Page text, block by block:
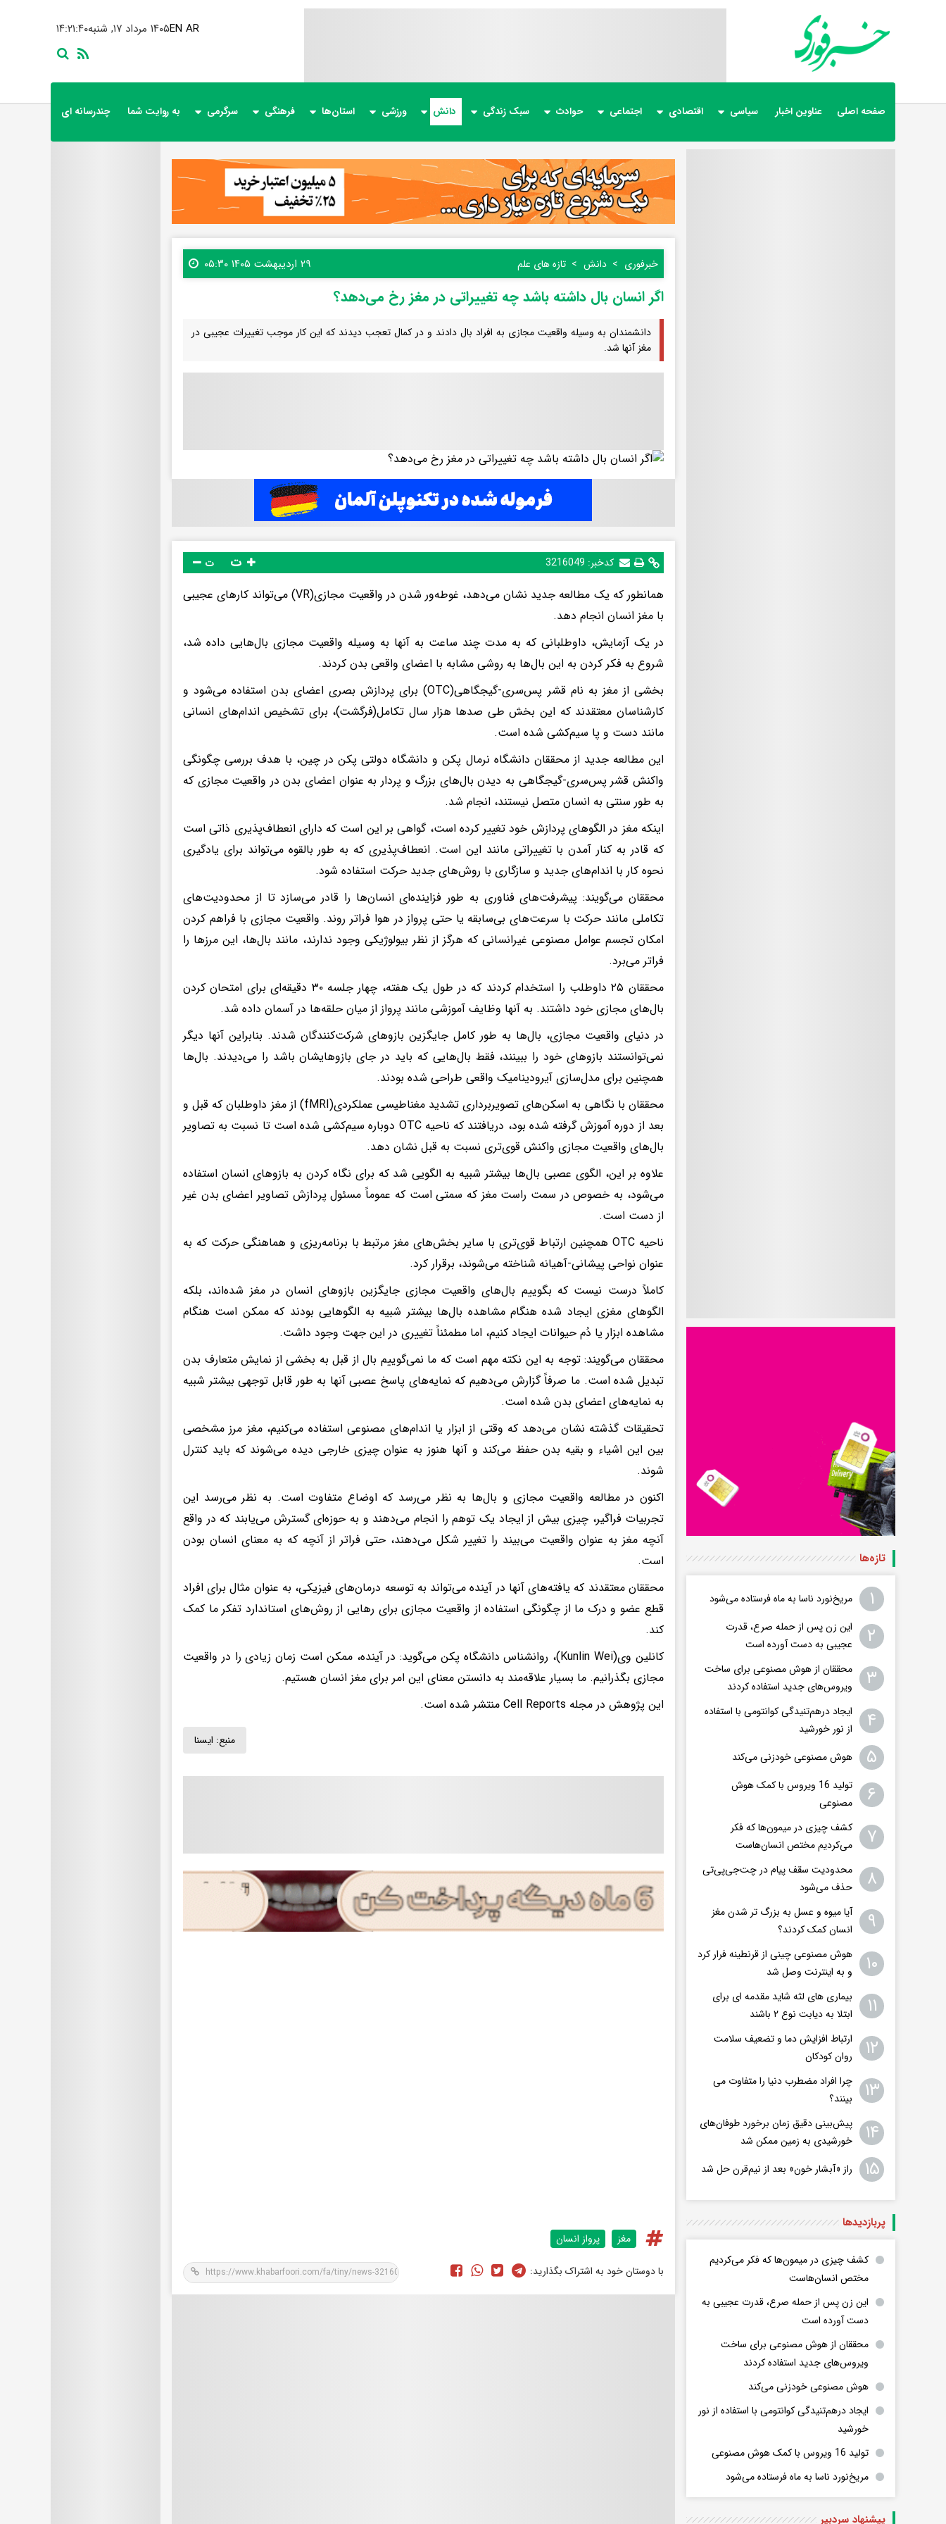
۱۴:۲۱:۴۲ ۱۴۰۵ مرداد ۱۷, شنبهEN AR
صفحه اصلی عناوین اخبار سیاسی اقتصادی اجتماعی حوادث سبک زندگی دانش ورزشی استان‌ها فرهنگی سرگرمی به روایت شما چندرسانه ای
خبرفوری دانش تازه های علم ۲۹ اردیبهشت ۱۴۰۵ ۰۵:۳۰
اگر انسان بال داشته باشد چه تغییراتی در مغز رخ می‌دهد؟
دانشمندان به وسیله واقعیت مجازی به افراد بال دادند و در کمال تعجب دیدند که این کار موجب تغییرات عجیبی در
مغز آنها شد.
کدخبر: 3216049 ت
همانطور که یک مطالعه جدید نشان می‌دهد، غوطه‌ور شدن در واقعیت مجازی(VR) می‌تواند کارهای عجیبی
با مغز انسان انجام دهد.
در یک آزمایش، داوطلبانی که به مدت چند ساعت به آنها به وسیله واقعیت مجازی بال‌هایی داده شد،
شروع به فکر کردن به این بال‌ها به روشی مشابه با اعضای واقعی بدن کردند.
بخشی از مغز به نام قشر پس‌سری-گیجگاهی(OTC) برای پردازش بصری اعضای بدن استفاده می‌شود و
کارشناسان معتقدند که این بخش طی صدها هزار سال تکامل(فرگشت)، برای تشخیص اندام‌های انسانی
مانند دست و پا سیم‌کشی شده است.
این مطالعه جدید از محققان دانشگاه نرمال پکن و دانشگاه دولتی پکن در چین، با هدف بررسی چگونگی
واکنش قشر پس‌سری-گیجگاهی به دیدن بال‌های بزرگ و پردار به عنوان اعضای بدن در واقعیت مجازی که
به طور سنتی به انسان متصل نیستند، انجام شد.
اینکه مغز در الگوهای پردازش خود تغییر کرده است، گواهی بر این است که دارای انعطاف‌پذیری ذاتی است
که قادر به کنار آمدن با تغییراتی مانند این است. انعطاف‌پذیری که به طور بالقوه می‌تواند برای یادگیری
نحوه کار با اندام‌های جدید و سازگاری با روش‌های جدید حرکت استفاده شود.
محققان می‌گویند: پیشرفت‌های فناوری به طور فزاینده‌ای انسان‌ها را قادر می‌سازد تا از محدودیت‌های
تکاملی مانند حرکت با سرعت‌های بی‌سابقه یا حتی پرواز در هوا فراتر روند. واقعیت مجازی با فراهم کردن
امکان تجسم عوامل مصنوعی غیرانسانی که هرگز از نظر بیولوژیکی وجود ندارند، مانند بال‌ها، این مرزها را
فراتر می‌برد.
محققان ۲۵ داوطلب را استخدام کردند که در طول یک هفته، چهار جلسه ۳۰ دقیقه‌ای برای امتحان کردن
بال‌های مجازی خود داشتند. به آنها وظایف آموزشی مانند پرواز از میان حلقه‌ها در آسمان داده شد.
در دنیای واقعیت مجازی، بال‌ها به طور کامل جایگزین بازوهای شرکت‌کنندگان شدند. بنابراین آنها دیگر
نمی‌توانستند بازوهای خود را ببینند، فقط بال‌هایی که باید در جای بازوهایشان باشد را می‌دیدند. بال‌ها
همچنین برای مدل‌سازی آیرودینامیک واقعی طراحی شده بودند.
محققان با نگاهی به اسکن‌های تصویربرداری تشدید مغناطیسی عملکردی(fMRI) از مغز داوطلبان که قبل و
بعد از دوره آموزش گرفته شده بود، دریافتند که ناحیه OTC دوباره سیم‌کشی شده است تا نسبت به تصاویر
بال‌های واقعیت مجازی واکنش قوی‌تری نسبت به قبل نشان دهد.
علاوه بر این، الگوی عصبی بال‌ها بیشتر شبیه به الگویی شد که برای نگاه کردن به بازوهای انسان استفاده
می‌شود، به خصوص در سمت راست مغز که سمتی است که عموماً مسئول پردازش تصاویر اعضای بدن غیر
از دست است.
ناحیه OTC همچنین ارتباط قوی‌تری با سایر بخش‌های مغز مرتبط با برنامه‌ریزی و هماهنگی حرکت که به
عنوان نواحی پیشانی-آهیانه شناخته می‌شوند، برقرار کرد.
کاملاً درست نیست که بگوییم بال‌های واقعیت مجازی جایگزین بازوهای انسان در مغز شده‌اند، بلکه
الگوهای مغزی ایجاد شده هنگام مشاهده بال‌ها بیشتر شبیه به الگوهایی بودند که ممکن است هنگام
مشاهده ابزار یا دُم حیوانات ایجاد کنیم، اما مطمئناً تغییری در این جهت وجود داشت.
محققان می‌گویند: توجه به این نکته مهم است که ما نمی‌گوییم بال از قبل به بخشی از نمایش متعارف بدن
تبدیل شده است. ما صرفاً گزارش می‌دهیم که نمایه‌های پاسخ عصبی آنها به طور قابل توجهی بیشتر شبیه
به نمایه‌های اعضای بدن شده است.
تحقیقات گذشته نشان می‌دهد که وقتی از ابزار یا اندام‌های مصنوعی استفاده می‌کنیم، مغز مرز مشخصی
بین این اشیاء و بقیه بدن حفظ می‌کند و آنها هنوز به عنوان چیزی خارجی دیده می‌شوند که باید کنترل
شوند.
اکنون در مطالعه واقعیت مجازی و بال‌ها به نظر می‌رسد که اوضاع متفاوت است. به نظر می‌رسد این
تجربیات فراگیر، چیزی بیش از ایجاد یک توهم را انجام می‌دهند و به حوزه‌ای گسترش می‌یابند که در واقع
آنچه مغز به عنوان واقعیت می‌بیند را تغییر شکل می‌دهند، حتی فراتر از آنچه که به معنای انسان بودن
است.
محققان معتقدند که یافته‌های آنها در آینده می‌تواند به توسعه درمان‌های فیزیکی، به عنوان مثال برای افراد
قطع عضو و درک ما از چگونگی استفاده از واقعیت مجازی برای رهایی از روش‌های استاندارد تفکر ما کمک
کند.
کانلین وی(Kunlin Wei)، روانشناس دانشگاه پکن می‌گوید: در آینده، ممکن است زمان زیادی را در واقعیت
مجازی بگذرانیم. ما بسیار علاقه‌مند به دانستن معنای این امر برای مغز انسان هستیم.
این پژوهش در مجله Cell Reports منتشر شده است.
منبع: ايسنا
مغز پرواز انسان
با دوستان خود به اشتراک بگذارید:
تازه‌ها
۱ مریخ‌نورد ناسا به ماه فرستاده می‌شود
۲
این زن پس از حمله صرع، قدرت
عجیبی به دست آورده است
۳
محققان از هوش مصنوعی برای ساخت
ویروس‌های جدید استفاده کردند
۴
ایجاد درهم‌تنیدگی کوانتومی با استفاده
از نور خورشید
۵ هوش مصنوعی خودزنی می‌کند
۶
تولید 16 ویروس با کمک هوش
مصنوعی
۷
کشف چیزی در میمون‌ها که فکر
می‌کردیم مختص انسان‌هاست
۸
محدودیت سقف پیام در چت‌جی‌پی‌تی
حذف می‌شود
۹
آیا میوه و عسل به بزرگ تر شدن مغز
انسان کمک کردند؟
۱۰
هوش مصنوعی چینی از قرنطینه فرار کرد
و به اینترنت وصل شد
۱۱
بیماری های لثه شاید مقدمه ای برای
ابتلا به دیابت نوع ۲ باشند
۱۲
ارتباط افزایش دما و تضعیف سلامت
روان کودکان
۱۳
چرا افراد مضطرب دنیا را متفاوت می
بینند؟
۱۴
پیش‌بینی دقیق زمان برخورد طوفان‌های
خورشیدی به زمین ممکن شد
۱۵ راز «آبشار خون» بعد از نیم‌قرن حل شد
پربازدید‌ها
کشف چیزی در میمون‌ها که فکر می‌کردیم
مختص انسان‌هاست
این زن پس از حمله صرع، قدرت عجیبی به
دست آورده است
محققان از هوش مصنوعی برای ساخت
ویروس‌های جدید استفاده کردند
هوش مصنوعی خودزنی می‌کند
ایجاد درهم‌تنیدگی کوانتومی با استفاده از نور
خورشید
تولید 16 ویروس با کمک هوش مصنوعی
مریخ‌نورد ناسا به ماه فرستاده می‌شود
پیشنهاد سردبیر